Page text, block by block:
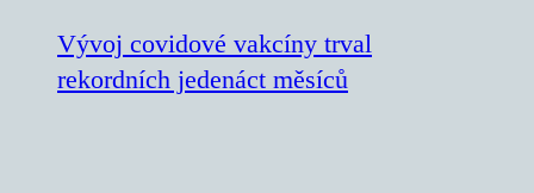
Vývoj covidové vakcíny trval
rekordních jedenáct měsíců